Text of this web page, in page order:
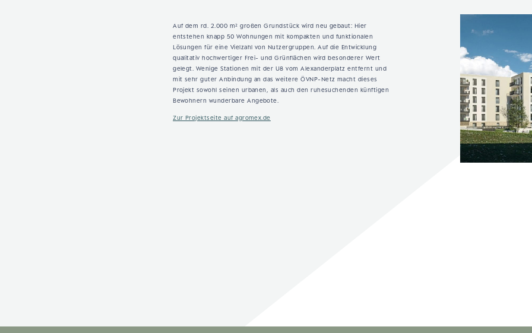
Auf dem rd. 2.000 m² großen Grundstück wird neu gebaut: Hier
entstehen knapp 50 Wohnungen mit kompakten und funktionalen
Lösungen für eine Vielzahl von Nutzergruppen. Auf die Entwicklung
qualitativ hochwertiger Frei- und Grünflächen wird besonderer Wert
gelegt. Wenige Stationen mit der U8 vom Alexanderplatz entfernt und
mit sehr guter Anbindung an das weitere ÖVNP-Netz macht dieses
Projekt sowohl seinen urbanen, als auch den ruhesuchenden künftigen
Bewohnern wunderbare Angebote.
Zur Projektseite auf agromex.de